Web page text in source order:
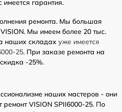
гарантия.
ремонта. Мы большая
Мы имеем более 20 тыс.
наших складах уже имеется
25. При заказе ремонта на
-25%.
наших мастеров - они
ремонт VISION SPII6000-25. По